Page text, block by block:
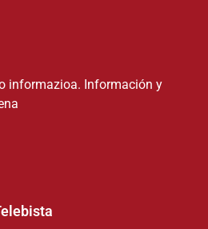
informazioa. Información y